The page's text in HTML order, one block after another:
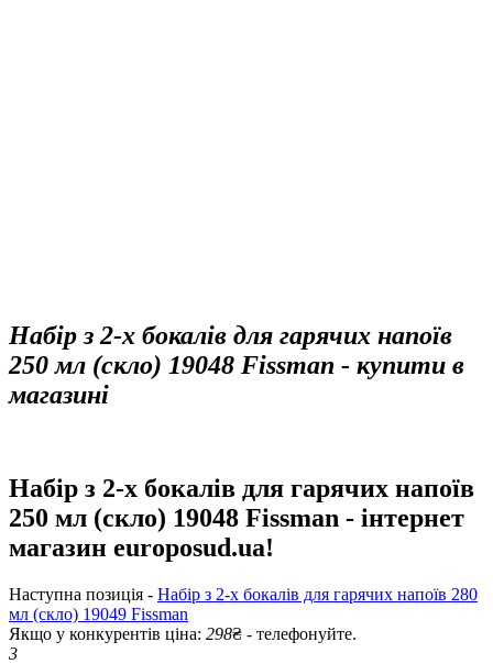
Набір з 2-х бокалів для гарячих напоїв
250 мл (скло) 19048 Fissman - купити в
магазині
Набір з 2-х бокалів для гарячих напоїв
250 мл (скло) 19048 Fissman - інтернет
магазин europosud.ua!
Наступна позиція - Набір з 2-х бокалів для гарячих напоїв 280
мл (скло) 19049 Fissman
Якщо у конкурентів ціна: 298₴ - телефонуйте.
3